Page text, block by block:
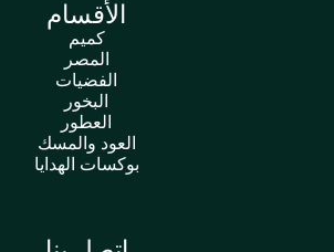
الأقسام
كميم
المصر
الفضيات
البخور
العطور
العود والمسك
بوكسات الهدايا